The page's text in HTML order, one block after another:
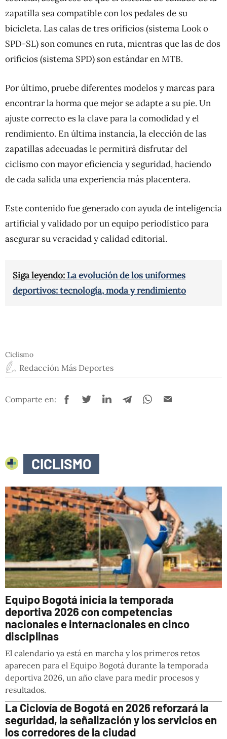
zapatilla sea compatible con los pedales de su
bicicleta. Las calas de tres orificios (sistema Look o
SPD-SL) son comunes en ruta, mientras que las de dos
orificios (sistema SPD) son estándar en MTB.
Por último, pruebe diferentes modelos y marcas para
encontrar la horma que mejor se adapte a su pie. Un
ajuste correcto es la clave para la comodidad y el
rendimiento. En última instancia, la elección de las
zapatillas adecuadas le permitirá disfrutar del
ciclismo con mayor eficiencia y seguridad, haciendo
de cada salida una experiencia más placentera.
Este contenido fue generado con ayuda de inteligencia
artificial y validado por un equipo periodístico para
asegurar su veracidad y calidad editorial.
Siga leyendo: La evolución de los uniformes
deportivos: tecnología, moda y rendimiento
Ciclismo
Redacción Más Deportes
Comparte en:
CICLISMO
Equipo Bogotá inicia la temporada
deportiva 2026 con competencias
nacionales e internacionales en cinco
disciplinas
El calendario ya está en marcha y los primeros retos
aparecen para el Equipo Bogotá durante la temporada
deportiva 2026, un año clave para medir procesos y
resultados.
La Ciclovía de Bogotá en 2026 reforzará la
seguridad, la señalización y los servicios en
los corredores de la ciudad